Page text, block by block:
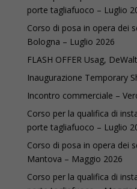
porte tagliafuoco – Luglio
Corso di posa in opera dei
Bologna – Luglio 2026
FLASH OFFER Usag,
Inaugurazione Temporary
Incontro commerciale –
Corso per la qualifica di
porte tagliafuoco – Luglio
Corso di posa in opera dei
Mantova – Maggio 2026
Corso per la qualifica di